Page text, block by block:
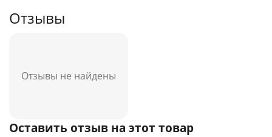
Отзывы
Отзывы не найдены
Оставить отзыв на этот товар